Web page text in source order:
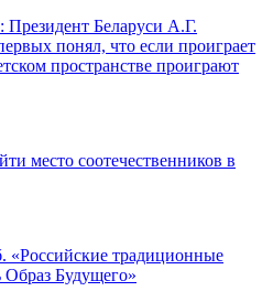
Президент Беларуси А.Г.
понял, что если проиграет
пространстве проиграют
место соотечественников в
«Российские традиционные
Образ Будущего»